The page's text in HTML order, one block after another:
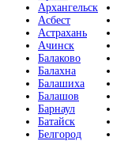
Архангельск
Асбест
Астрахань
Ачинск
Балаково
Балахна
Балашиха
Балашов
Барнаул
Батайск
Белгород